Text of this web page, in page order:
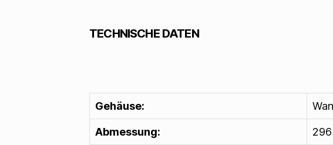
TECHNISCHE DATEN
Gehäuse:
Abmessung: